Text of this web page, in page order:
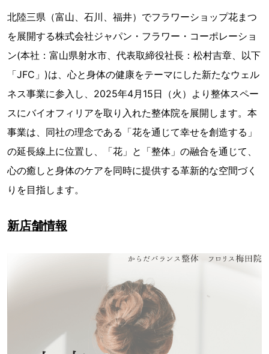
北陸三県（富山、石川、福井）でフラワーショップ花まつ
を展開する株式会社ジャパン・フラワー・コーポレーショ
ン(本社：富山県射水市、代表取締役社長：松村吉章、以下
「JFC」)は、心と身体の健康をテーマにした新たなウェル
ネス事業に参入し、2025年4月15日（火）より整体スペー
スにバイオフィリアを取り入れた整体院を展開します。本
事業は、同社の理念である「花を通じて幸せを創造する」
の延長線上に位置し、「花」と「整体」の融合を通じて、
心の癒しと身体のケアを同時に提供する革新的な空間づく
りを目指します。
新店舗情報